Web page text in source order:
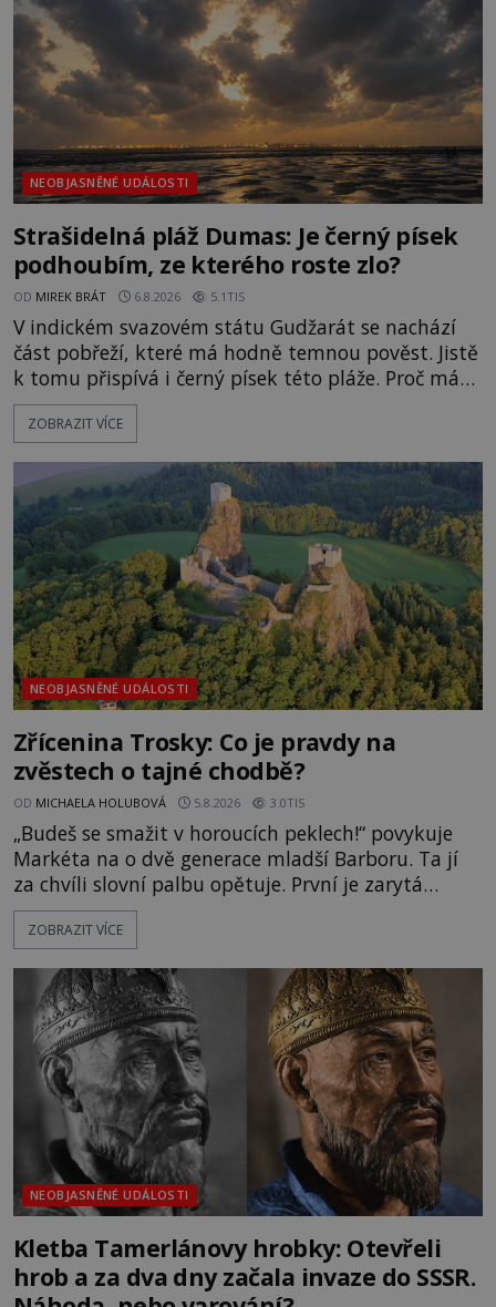
NEOBJASNĚNÉ UDÁLOSTI
Strašidelná pláž Dumas: Je černý písek
podhoubím, ze kterého roste zlo?
OD MIREK BRÁT 6.8.2026 5.1TIS
V indickém svazovém státu Gudžarát se nachází
část pobřeží, které má hodně temnou pověst. Jistě
k tomu přispívá i černý písek této pláže. Proč má
pláž takové netypické zbarvení? Nakolik jsou
pravdivé historky, že zde došlo k nevysvětlitelným
následovat. Vstupujeme na pláž Dumas ve městě
Surat. Gu
ZOBRAZIT VÍCE
NEOBJASNĚNÉ UDÁLOSTI
Zřícenina Trosky: Co je pravdy na
zvěstech o tajné chodbě?
OD MICHAELA HOLUBOVÁ 5.8.2026 3.0TIS
„Budeš se smažit v horoucích peklech!“ povykuje
Markéta na o dvě generace mladší Barboru. Ta jí
za chvíli slovní palbu opětuje. První je zarytá
katolička, druhá přesvědčená kališnice. A každá z
nich se usídlí na jedné z věží slavného hradu
mezi vůdce protihusitského boje. Za manželku má
skutečně jistou
ZOBRAZIT VÍCE
NEOBJASNĚNÉ UDÁLOSTI
Kletba Tamerlánovy hrobky: Otevřeli
hrob a za dva dny začala invaze do SSSR.